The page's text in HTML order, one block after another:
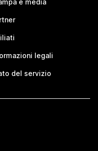
e media
legali
del servizio